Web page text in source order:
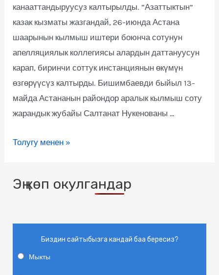
канааттандыруусуз калтырылды. “Азаттыктын”
казак кызматы жазгандай, 26-июнда Астана
шаарынын кылмыш иштери боюнча сотунун
апелляциялык коллегиясы алардын даттануусун
карап, биринчи соттук инстанциянын өкүмүн
өзгөрүүсүз калтырды. Бишимбаевди быйыл 13-
майда Астананын райондор аралык кылмыш соту
жарандык жубайы Салтанат Нукенованы …
Толугу менен »
Эң көп окулгандар
Биздин сайтыбызга кандай баа бересиз?
Мыкты